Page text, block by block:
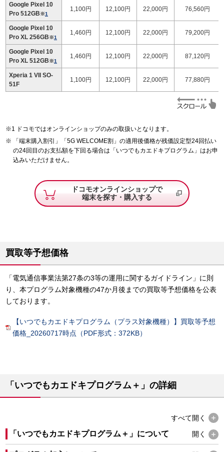
Google Pixel 10
Pro 512GB※1
1,100円 12,100円 22,000円 76,560円
Google Pixel 10
Pro XL 256GB※1
1,460円 12,100円 22,000円 79,200円
Google Pixel 10
Pro XL 512GB※1
1,460円 12,100円 22,000円 87,120円
Xperia 1 VII SO-
51F
1,100円 12,100円 22,000円 77,880円
ドコモではオンラインショップのみの取扱いとなります。
「端末購入割引」「5G WELCOME割」の適用後価格が残価設定型24回払い
の24回目のお支払額を下回る場合は「いつでもカエドキプログラム」はお申
込みいただけません。
ドコモオンラインショップで
端末を探す・購入する
買取等予想価格
「電気通信事業法第27条の3等の運用に関するガイドライン」に則
り、本プログラム対象機種の47か月後までの買取等予想価格を公表
しております。
【いつでもカエドキプログラム（プラス対象機種）】買取等予想
価格_20260717時点（PDF形式：372KB）
「いつでもカエドキプログラム＋」の詳細
すべて開く
「いつでもカエドキプログラム＋」について 開く